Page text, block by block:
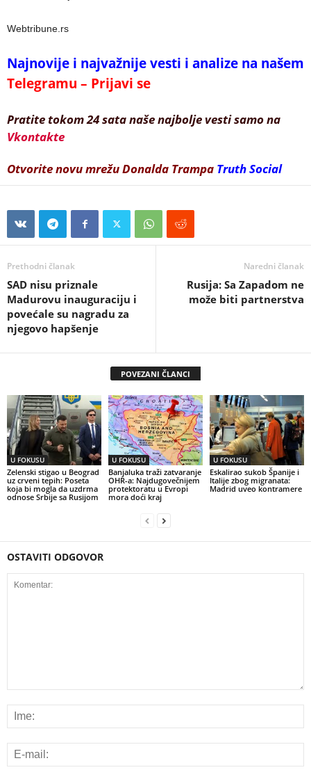
Webtribune.rs
Najnovije i najvažnije vesti i analize na našem
Telegramu – Prijavi se
Pratite tokom 24 sata naše najbolje vesti samo na
Vkontakte
Otvorite novu mrežu Donalda Trampa Truth Social
Prethodni članak
SAD nisu priznale
Madurovu inauguraciju i
povećale su nagradu za
njegovo hapšenje
Naredni članak
Rusija: Sa Zapadom ne
može biti partnerstva
POVEZANI ČLANCI
U FOKUSU
Zelenski stigao u Beograd
uz crveni tepih: Poseta
koja bi mogla da uzdrma
odnose Srbije sa Rusijom
U FOKUSU
Banjaluka traži zatvaranje
OHR-a: Najdugovečnijem
protektoratu u Evropi
mora doći kraj
U FOKUSU
Eskalirao sukob Španije i
Italije zbog migranata:
Madrid uveo kontramere
OSTAVITI ODGOVOR